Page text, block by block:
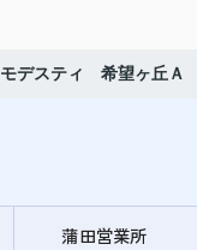
モデスティ 希望ヶ丘Ａ
蒲田営業所